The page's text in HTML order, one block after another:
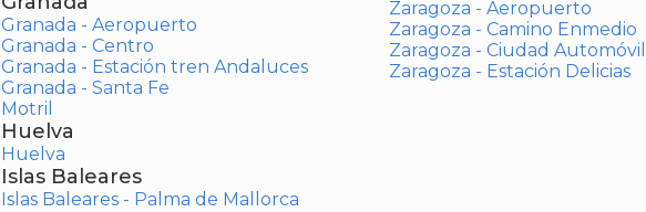
Granada - Aeropuerto
Granada - Centro
Granada - Estación tren Andaluces
Granada - Santa Fe
Motril
Huelva
Huelva
Islas Baleares
Islas Baleares - Palma de Mallorca
Zaragoza - Aeropuerto
Zaragoza - Camino Enmedio
Zaragoza - Ciudad Automóvil
Zaragoza - Estación Delicias